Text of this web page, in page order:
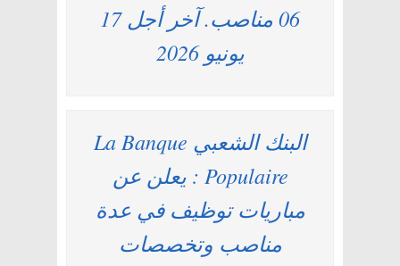
06 مناصب. آخر أجل 17
يونيو 2026
البنك الشعبي La Banque
Populaire : يعلن عن
مباريات توظيف في عدة
مناصب وتخصصات